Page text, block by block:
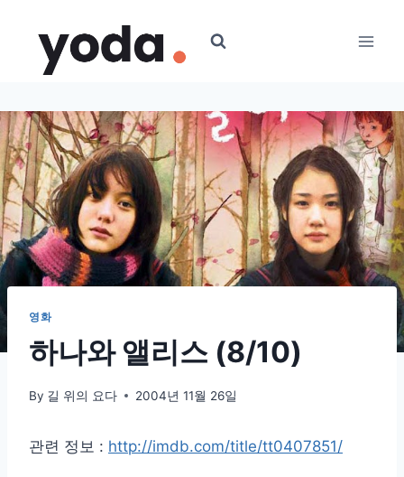
content
영화
하나와 앨리스 (8/10)
By 길 위의 요다 2004년 11월 26일
관련 정보 : http://imdb.com/title/tt0407851/